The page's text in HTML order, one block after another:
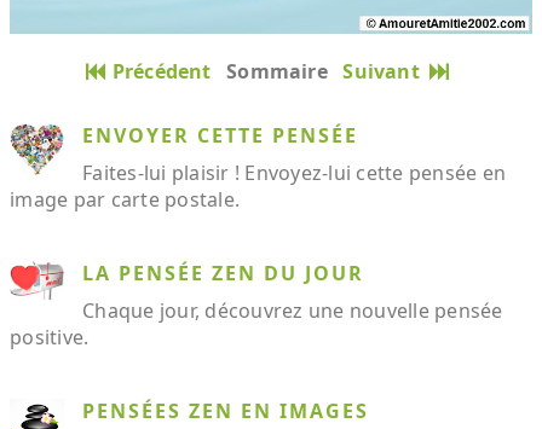
Précédent Sommaire Suivant
ENVOYER CETTE PENSÉE
Faites-lui plaisir ! Envoyez-lui cette pensée en
image par carte postale.
LA PENSÉE ZEN DU JOUR
Chaque jour, découvrez une nouvelle pensée
positive.
PENSÉES ZEN EN IMAGES